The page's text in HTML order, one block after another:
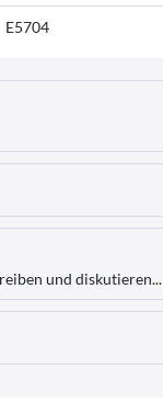
E5704
und diskutieren...